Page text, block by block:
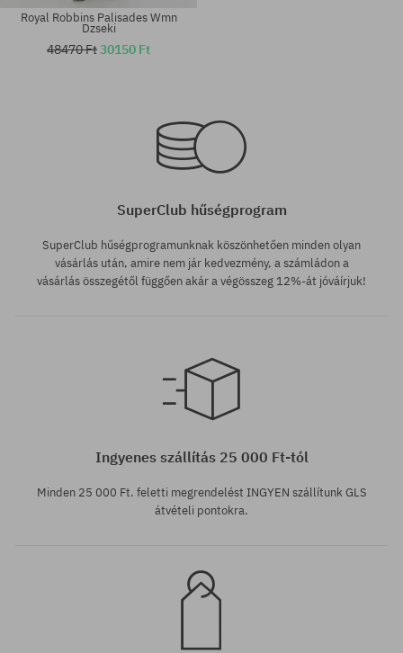
Royal Robbins Palisades Wmn
Dzseki
48470 Ft30150 Ft
SuperClub hűségprogram
SuperClub hűségprogramunknak köszönhetően minden olyan
vásárlás után, amire nem jár kedvezmény, a számládon a
vásárlás összegétől függően akár a végösszeg 12%-át jóváírjuk!
Ingyenes szállítás 25 000 Ft-tól
Minden 25 000 Ft. feletti megrendelést INGYEN szállítunk GLS
átvételi pontokra.